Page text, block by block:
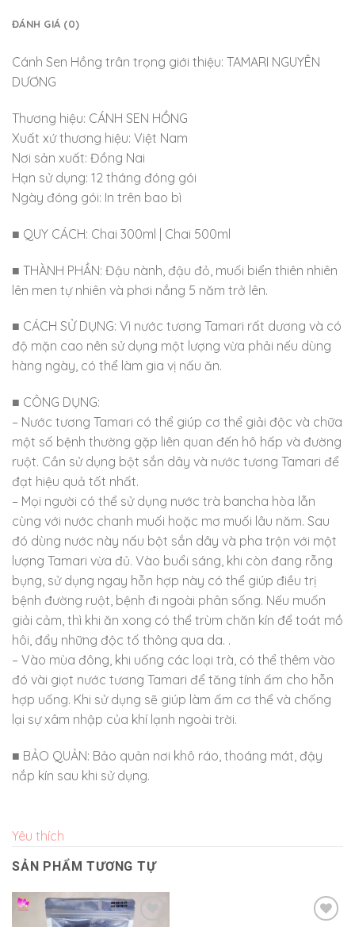
ĐÁNH GIÁ (0)
Cánh Sen Hồng trân trọng giới thiệu: TAMARI NGUYÊN
DƯƠNG
Thương hiệu: CÁNH SEN HỒNG
Xuất xứ thương hiệu: Việt Nam
Nơi sản xuất: Đồng Nai
Hạn sử dụng: 12 tháng đóng gói
Ngày đóng gói: In trên bao bì
■ QUY CÁCH: Chai 300ml | Chai 500ml
■ THÀNH PHẦN: Đậu nành, đậu đỏ, muối biển thiên nhiên
lên men tự nhiên và phơi nắng 5 năm trở lên.
■ CÁCH SỬ DỤNG: Vì nước tương Tamari rất dương và có
độ mặn cao nên sử dụng một lượng vừa phải nếu dùng
hàng ngày, có thể làm gia vị nấu ăn.
■ CÔNG DỤNG:
– Nước tương Tamari có thể giúp cơ thể giải độc và chữa
một số bệnh thường gặp liên quan đến hô hấp và đường
ruột. Cần sử dụng bột sắn dây và nước tương Tamari để
đạt hiệu quả tốt nhất.
– Mọi người có thể sử dụng nước trà bancha hòa lẫn
cùng với nước chanh muối hoặc mơ muối lâu năm. Sau
đó dùng nước này nấu bột sắn dây và pha trộn với một
lượng Tamari vừa đủ. Vào buổi sáng, khi còn đang rỗng
bụng, sử dụng ngay hỗn hợp này có thể giúp điều trị
bệnh đường ruột, bệnh đi ngoài phân sống. Nếu muốn
giải cảm, thì khi ăn xong có thể trùm chăn kín để toát mồ
hôi, đẩy những độc tố thông qua da. .
– Vào mùa đông, khi uống các loại trà, có thể thêm vào
đó vài giọt nước tương Tamari để tăng tính ấm cho hỗn
hợp uống. Khi sử dụng sẽ giúp làm ấm cơ thể và chống
lại sự xâm nhập của khí lạnh ngoài trời.
■ BẢO QUẢN: Bảo quản nơi khô ráo, thoáng mát, đậy
nắp kín sau khi sử dụng.
Yêu thích
SẢN PHẨM TƯƠNG TỰ